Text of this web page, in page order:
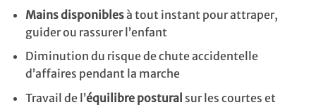
Mains disponiblesà tout instant pour attraper,
guider ou rassurer l’enfant
Diminution du risque de chute accidentelle
d’affaires pendant la marche
Travail de l’équilibre postural sur les courtes et